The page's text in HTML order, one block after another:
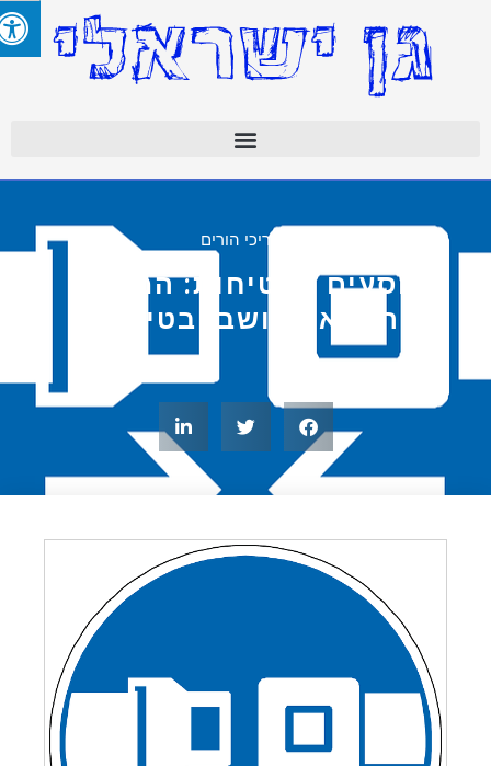
מדריכי הורים
נוסעים בבטיחות: המדריך
המלא למושבי בטיחות